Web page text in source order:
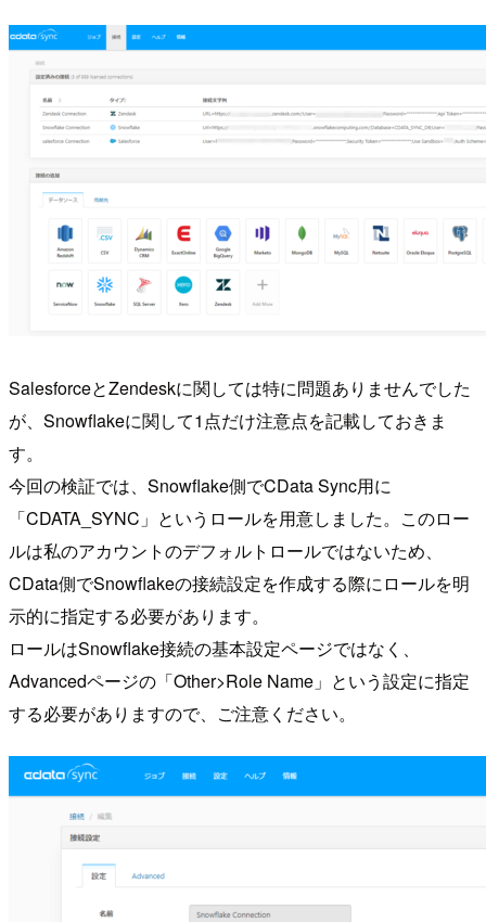
SalesforceとZendeskに関しては特に問題ありませんでした
が、Snowflakeに関して1点だけ注意点を記載しておきま
す。
今回の検証では、Snowflake側でCData Sync用に
「CDATA_SYNC」というロールを用意しました。このロー
ルは私のアカウントのデフォルトロールではないため、
CData側でSnowflakeの接続設定を作成する際にロールを明
示的に指定する必要があります。
ロールはSnowflake接続の基本設定ページではなく、
Advancedページの「Other>Role Name」という設定に指定
する必要がありますので、ご注意ください。